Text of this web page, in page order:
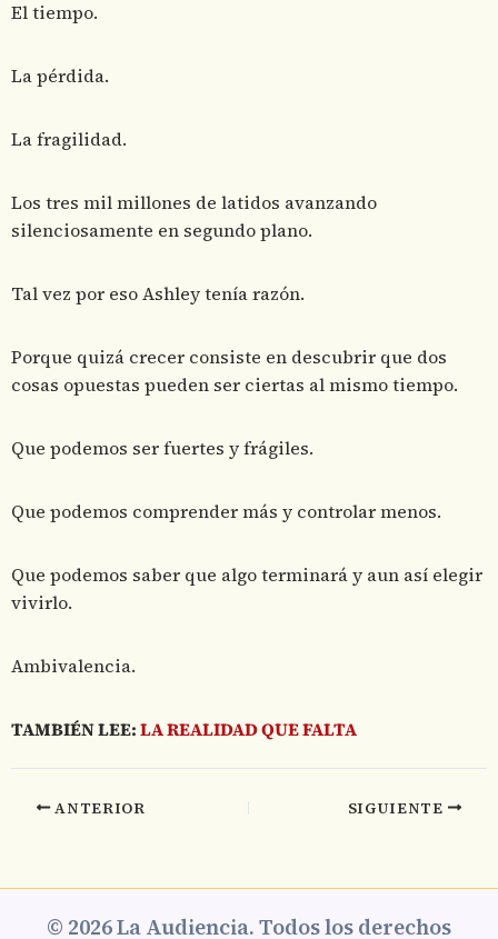
El tiempo.
La pérdida.
La fragilidad.
Los tres mil millones de latidos avanzando
silenciosamente en segundo plano.
Tal vez por eso Ashley tenía razón.
Porque quizá crecer consiste en descubrir que dos
cosas opuestas pueden ser ciertas al mismo tiempo.
Que podemos ser fuertes y frágiles.
Que podemos comprender más y controlar menos.
Que podemos saber que algo terminará y aun así elegir
vivirlo.
Ambivalencia.
TAMBIÉN LEE:LA REALIDAD QUE FALTA
ANTERIOR SIGUIENTE
© 2026 La Audiencia. Todos los derechos